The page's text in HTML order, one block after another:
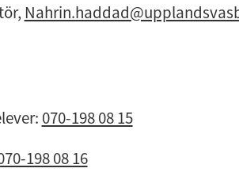
070-198 08 15
198 08 16